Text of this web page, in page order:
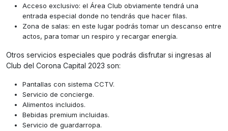
Acceso exclusivo: el Área Club obviamente tendrá una
entrada especial donde no tendrás que hacer filas.
Zona de salas: en este lugar podrás tomar un descanso entre
actos, para tomar un respiro y recargar energía.
Otros servicios especiales que podrás disfrutar si ingresas al
Club del Corona Capital 2023 son:
Pantallas con sistema CCTV.
Servicio de concierge.
Alimentos incluidos.
Bebidas premium incluidas.
Servicio de guardarropa.